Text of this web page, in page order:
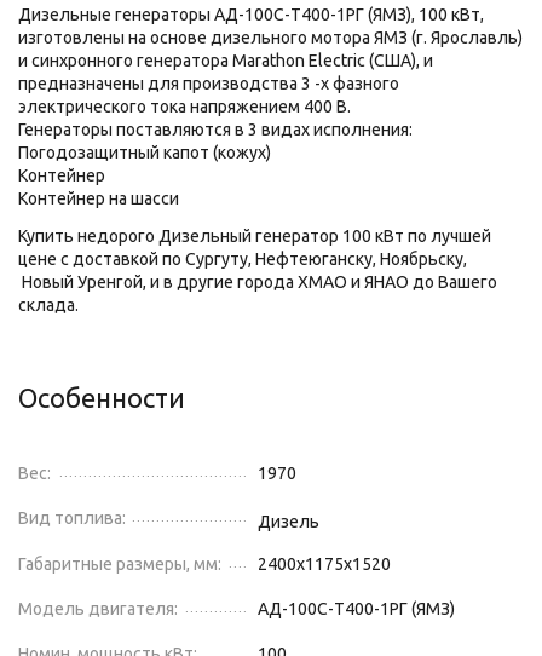
Дизельные генераторы АД-100С-Т400-1РГ (ЯМЗ), 100 кВт,
изготовлены на основе дизельного мотора ЯМЗ (г. Ярославль)
и синхронного генератора Marathon Electric (США), и
предназначены для производства 3 -х фазного
электрического тока напряжением 400 В.
Генераторы поставляются в 3 видах исполнения:
Погодозащитный капот (кожух)
Контейнер
Контейнер на шасси
Купить недорого Дизельный генератор 100 кВт по лучшей
цене с доставкой по Сургуту, Нефтеюганску, Ноябрьску,
Новый Уренгой, и в другие города ХМАО и ЯНАО до Вашего
склада.
Особенности
Вес: 1970
Вид топлива: Дизель
Габаритные размеры, мм: 2400x1175x1520
Модель двигателя: АД-100С-Т400-1РГ (ЯМЗ)